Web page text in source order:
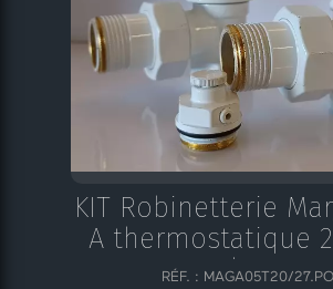
KIT Robinetterie
A thermostatique
Blanc
RÉF. : MAGA05T20/27.PO